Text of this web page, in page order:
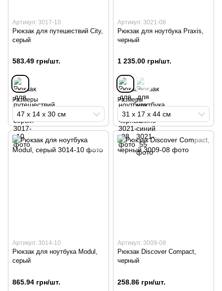
Артикул: 3017-10
Рюкзак для путешествий City,
серый
583.49 грн/шт.
Размеры
47 х 14 х 30 см
Артикул: 3021-08
Рюкзак для ноутбука Praxis,
черный
1 235.00 грн/шт.
Размеры
31 х 17 х 44 см
Артикул: 3014-10
Рюкзак для ноутбука Modul,
серый
865.94 грн/шт.
Артикул: 3009-08
Рюкзак Discover Compact,
черный
258.86 грн/шт.